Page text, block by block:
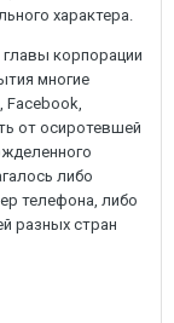
характера.
корпорации
многие
Facebook,
от осиротевшей
либо
телефона, либо
разных стран